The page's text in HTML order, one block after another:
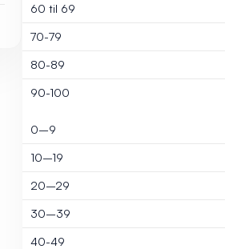
60 til 69
70-79
80-89
90-100
0–9
10–19
20–29
30–39
40-49